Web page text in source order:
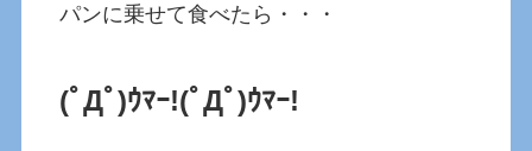
パンに乗せて食べたら・・・
(ﾟДﾟ)ｳﾏｰ!(ﾟДﾟ)ｳﾏｰ!